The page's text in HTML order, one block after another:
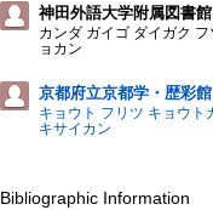
神田外語大学附属図書館
カンダ ガイゴ ダイガク フ
ョカン
京都府立京都学・歴彩館
キョウト フリツ キョウト
キサイカン
Bibliographic Information